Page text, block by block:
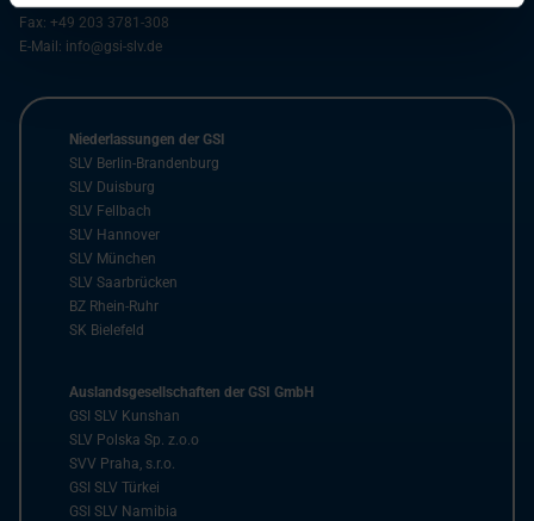
Fax: +49 203 3781-308
E-Mail: info@gsi-slv.de
Niederlassungen der GSI
SLV Berlin-Brandenburg
SLV Duisburg
SLV Fellbach
SLV Hannover
SLV München
SLV Saarbrücken
BZ Rhein-Ruhr
SK Bielefeld
Auslandsgesellschaften der GSI GmbH
GSI SLV Kunshan
SLV Polska Sp. z.o.o
SVV Praha, s.r.o.
GSI SLV Türkei
GSI SLV Namibia